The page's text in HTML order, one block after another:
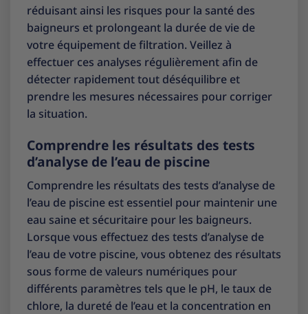
réduisant ainsi les risques pour la santé des
baigneurs et prolongeant la durée de vie de
votre équipement de filtration. Veillez à
effectuer ces analyses régulièrement afin de
détecter rapidement tout déséquilibre et
prendre les mesures nécessaires pour corriger
la situation.
Comprendre les résultats des tests
d’analyse de l’eau de piscine
Comprendre les résultats des tests d’analyse de
l’eau de piscine est essentiel pour maintenir une
eau saine et sécuritaire pour les baigneurs.
Lorsque vous effectuez des tests d’analyse de
l’eau de votre piscine, vous obtenez des résultats
sous forme de valeurs numériques pour
différents paramètres tels que le pH, le taux de
chlore, la dureté de l’eau et la concentration en